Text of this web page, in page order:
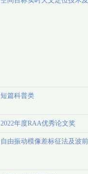
短篇科普类
2022年度RAA优秀论文奖
自由振动模像差标征法及波